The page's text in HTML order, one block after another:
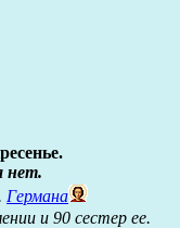
нет.
Германа
и 90 сестер ее.